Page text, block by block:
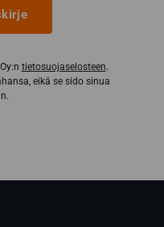
tietosuojaselosteen.
eikä se sido sinua